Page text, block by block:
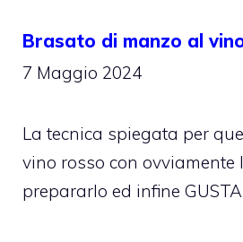
Brasato di manzo al
7 Maggio 2024
La tecnica spiegata per
vino rosso con ovviamente
prepararlo ed infine